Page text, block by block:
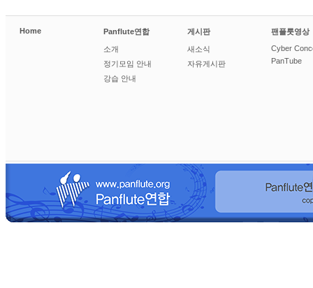
Home Panflute연합
소개
정기모임 안내
강습 안내
게시판
새소식
자유게시판
팬플룻영상
Cyber
PanTube